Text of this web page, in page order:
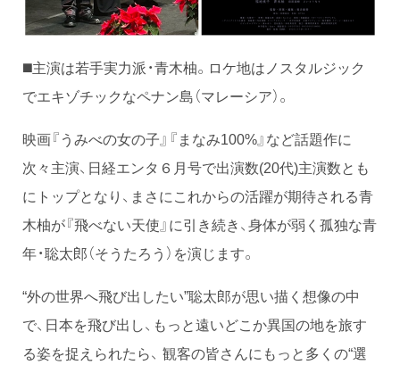
◼️主演は若手実力派・青木柚。ロケ地はノスタルジック
でエキゾチックなペナン島（マレーシア）。
映画『うみべの女の子』『まなみ100%』など話題作に
次々主演、日経エンタ６月号で出演数(20代)主演数とも
にトップとなり、まさにこれからの活躍が期待される青
木柚が『飛べない天使』に引き続き、身体が弱く孤独な青
年・聡太郎（そうたろう）を演じます。
“外の世界へ飛び出したい”聡太郎が思い描く想像の中
で、日本を飛び出し、もっと遠いどこか異国の地を旅す
る姿を捉えられたら、 観客の皆さんにもっと多くの“選